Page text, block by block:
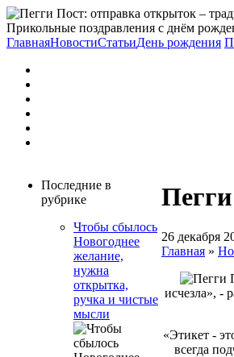
Прикольные поздравления с днём
ГлавнаяНовостиСтатьиДень рождения
Последние в
рубрике
Чтобы сбылось
Новогоднее
желание,
нужна
открытка,
ручка и чистые
мысли
26 декабря
Главная »
исчезла», -
«Этикет -
всегда